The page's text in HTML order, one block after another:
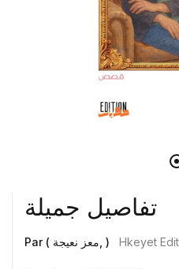
تفاصيل جميلة
Par ( معز نعيجة, )